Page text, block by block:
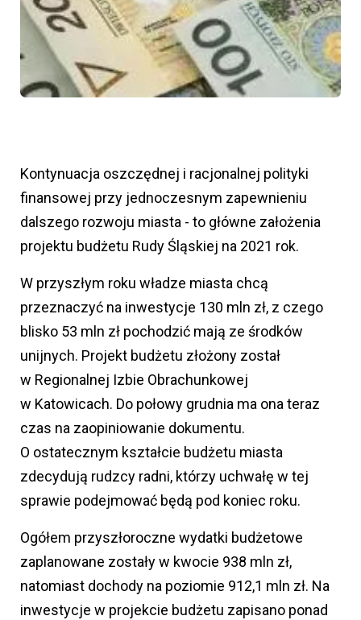
Kontynuacja oszczędnej i racjonalnej polityki
finansowej przy jednoczesnym zapewnieniu
dalszego rozwoju miasta - to główne założenia
projektu budżetu Rudy Śląskiej na 2021 rok.
W przyszłym roku władze miasta chcą
przeznaczyć na inwestycje 130 mln zł, z czego
blisko 53 mln zł pochodzić mają ze środków
unijnych. Projekt budżetu złożony został
w Regionalnej Izbie Obrachunkowej
w Katowicach. Do połowy grudnia ma ona teraz
czas na zaopiniowanie dokumentu.
O ostatecznym kształcie budżetu miasta
zdecydują rudzcy radni, którzy uchwałę w tej
sprawie podejmować będą pod koniec roku.
Ogółem przyszłoroczne wydatki budżetowe
zaplanowane zostały w kwocie 938 mln zł,
natomiast dochody na poziomie 912,1 mln zł. Na
inwestycje w projekcie budżetu zapisano ponad